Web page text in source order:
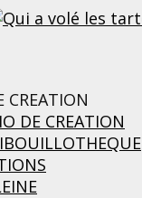
CREATION
DE CREATION